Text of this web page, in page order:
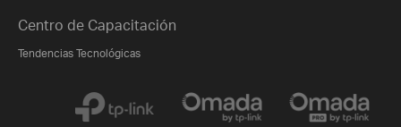
Centro de Capacitación
Tendencias Tecnológicas